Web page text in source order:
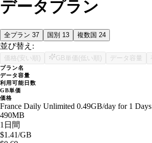
データプラン
全プラン 37 国別 13 複数国 24
並び替え:
価格(安い順) GB単価(低い順) データ容量
プラン名
データ容量
利用可能日数
GB単価
価格
France Daily Unlimited 0.49GB/day for 1 Days
490MB
1日間
$1.41/GB